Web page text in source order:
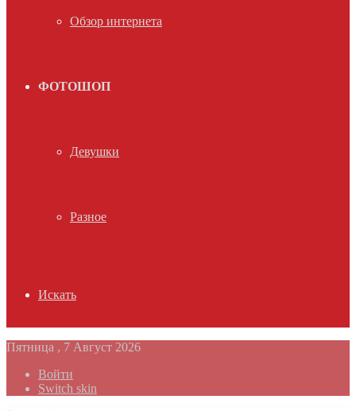
Обзор интернета
ФОТОШОП
Девушки
Разное
Искать
Пятница , 7 Август 2026
Войти
Switch skin